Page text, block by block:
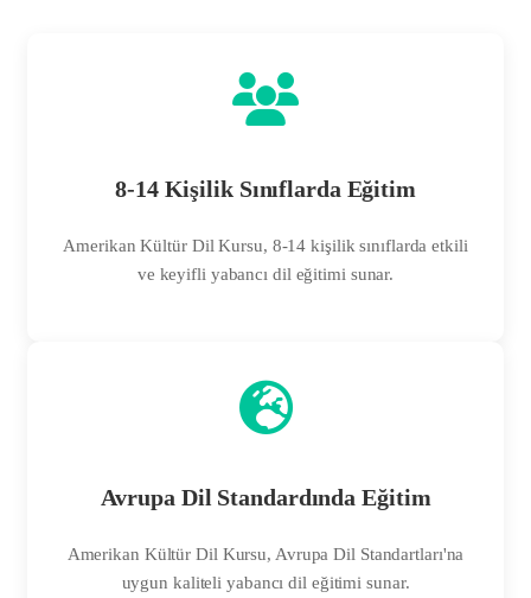
8-14 Kişilik Sınıflarda Eğitim
Amerikan Kültür Dil Kursu, 8-14 kişilik sınıflarda etkili
ve keyifli yabancı dil eğitimi sunar.
Avrupa Dil Standardında Eğitim
Amerikan Kültür Dil Kursu, Avrupa Dil Standartları'na
uygun kaliteli yabancı dil eğitimi sunar.